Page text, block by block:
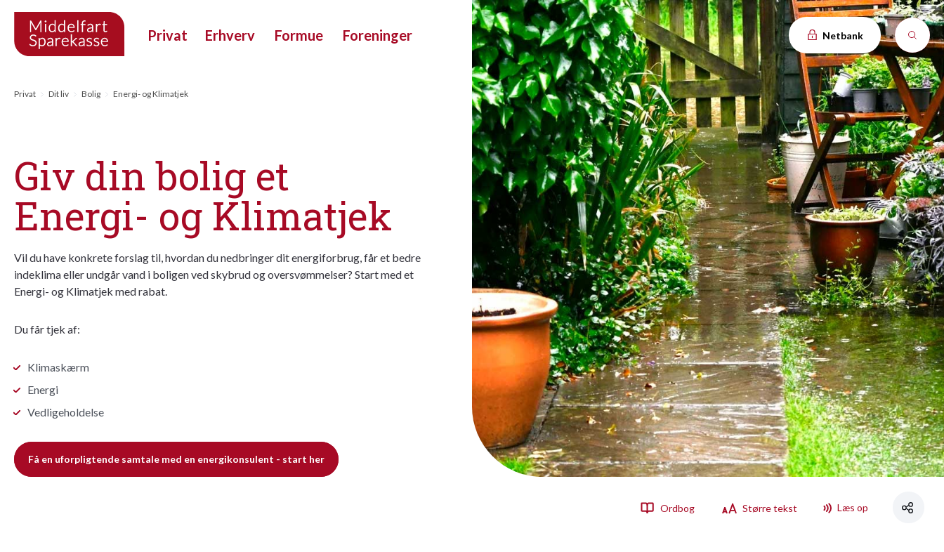
Privat Erhverv Formue Foreninger Netbank
Ordbog Større tekst Læs op
Privat Dit liv Bolig Energi- og Klimatjek
Giv din bolig et
Energi- og Klimatjek
Vil du have konkrete forslag til, hvordan du nedbringer dit energiforbrug, får et bedre
indeklima eller undgår vand i boligen ved skybrud og oversvømmelser? Start med et
Energi- og Klimatjek med rabat.
Du får tjek af:
Klimaskærm
Energi
Vedligeholdelse
Få en uforpligtende samtale med en energikonsulent - start her